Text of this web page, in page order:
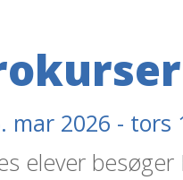
mar 2026 - tors
elever besøger